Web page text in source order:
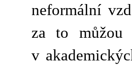
neformální
za to můžou
v